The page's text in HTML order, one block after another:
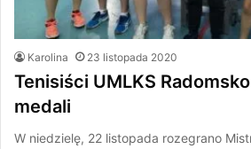
Karolina 23 listopada 2020
Tenisiści UMLKS
medali
W niedzielę, 22 listopada rozegrano